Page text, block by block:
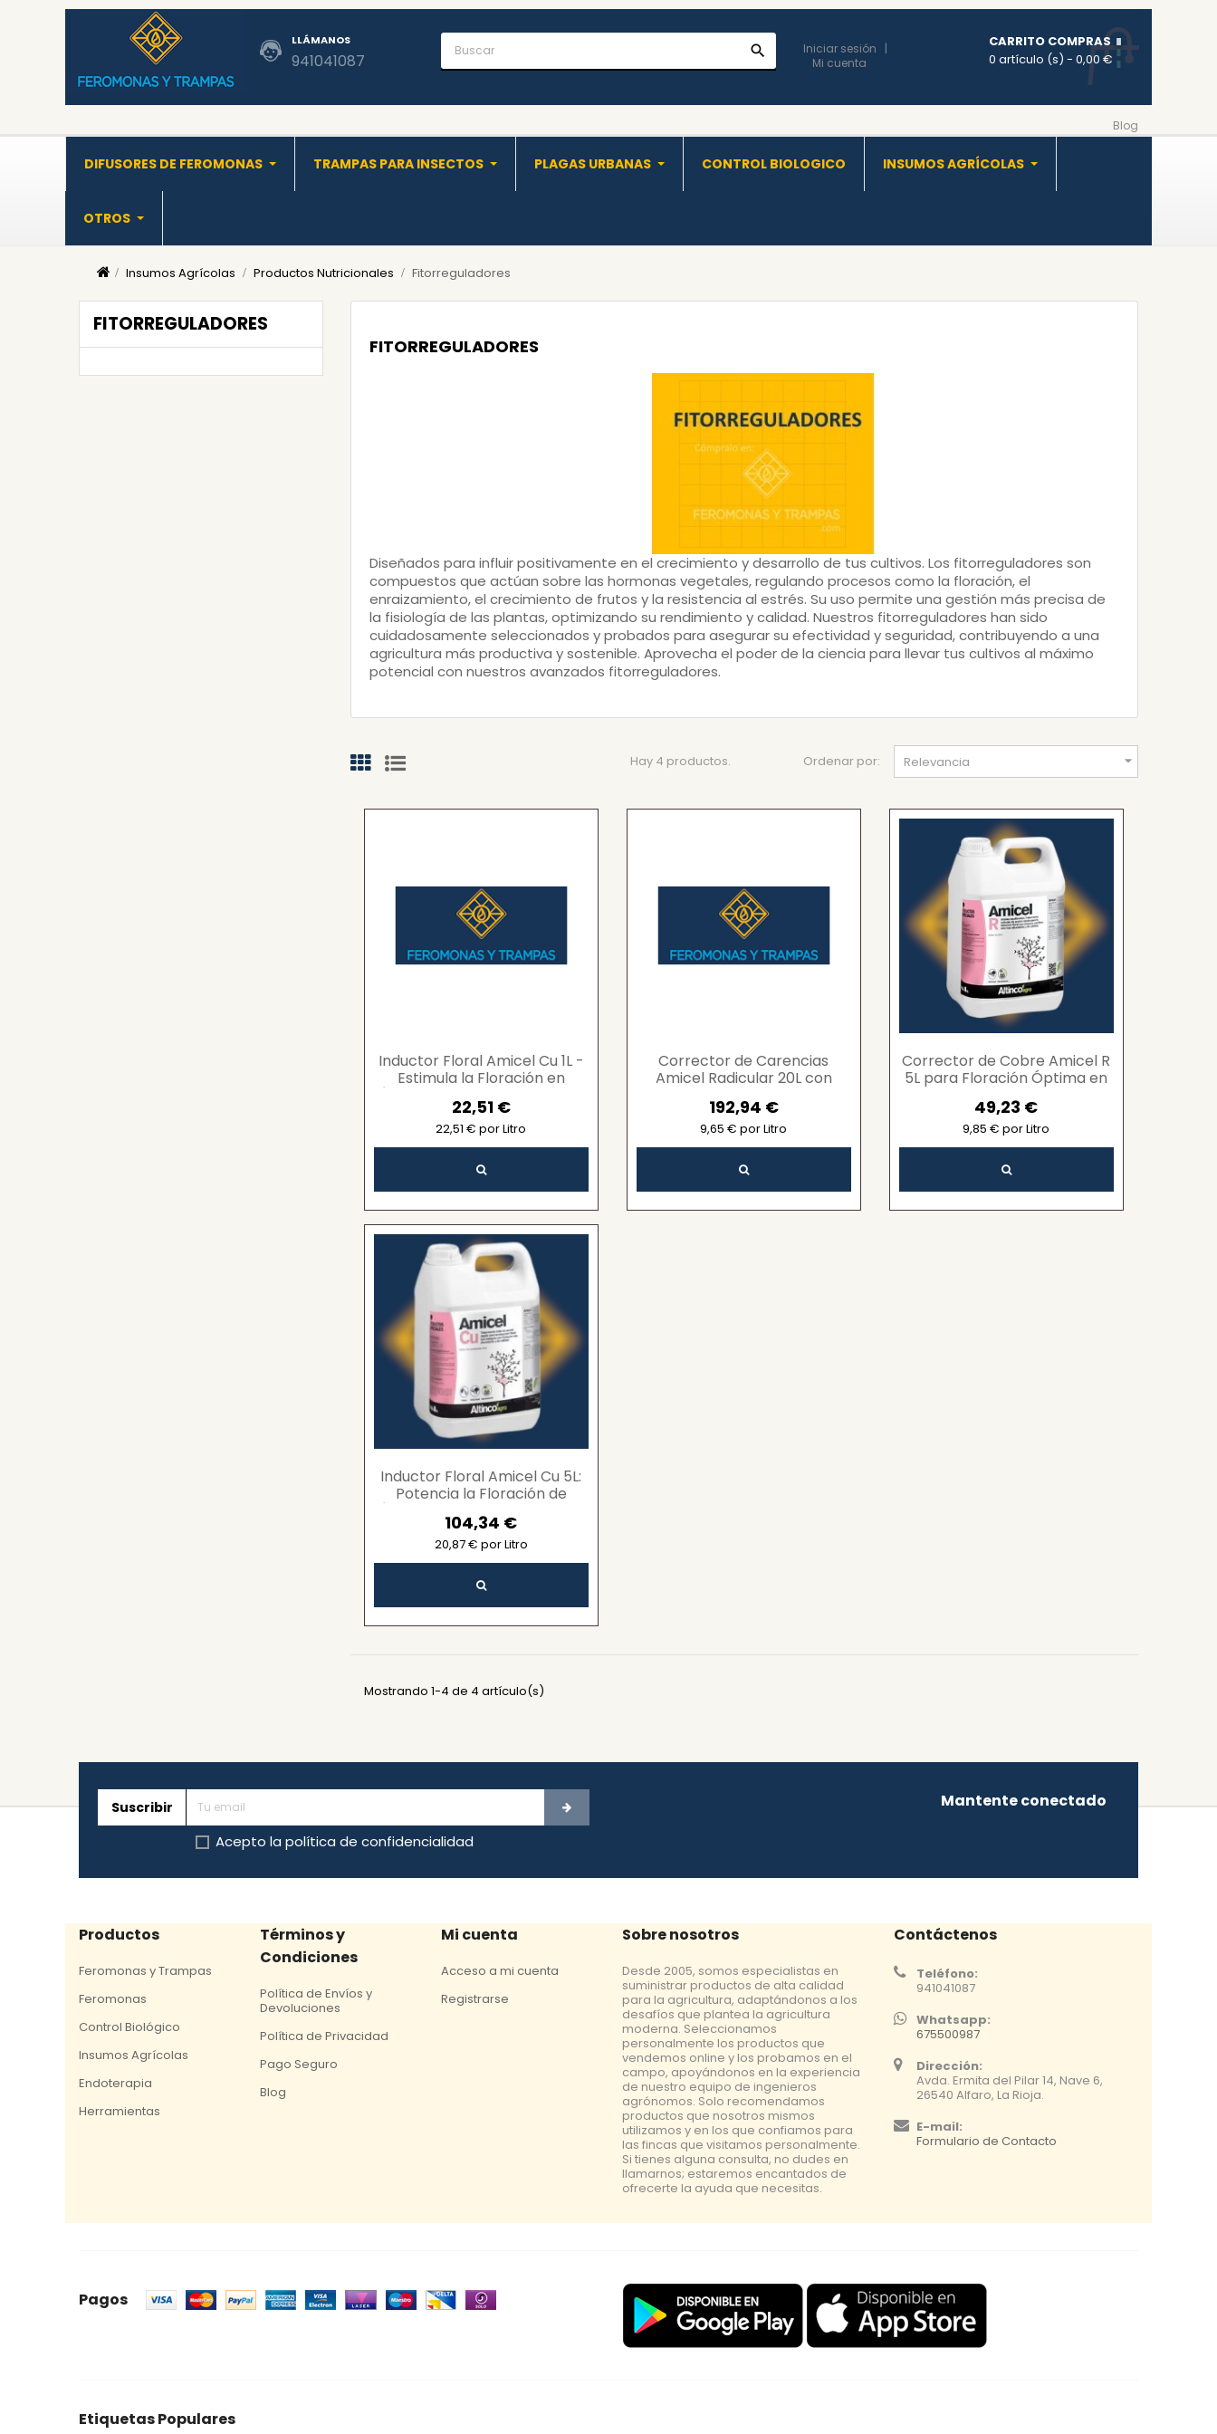
LLÁMANOS
941041087 search
Iniciar sesión
Mi cuenta
CARRITO COMPRAS
0 artículo (s) - 0,00 €
Blog
DIFUSORES DE FEROMONAS TRAMPAS PARA INSECTOS PLAGAS URBANAS CONTROL BIOLOGICO INSUMOS AGRÍCOLAS
OTROS
Insumos Agrícolas Productos Nutricionales Fitorreguladores
FITORREGULADORES
FITORREGULADORES
Diseñados para influir positivamente en el crecimiento y desarrollo de tus cultivos. Los fitorreguladores son
compuestos que actúan sobre las hormonas vegetales, regulando procesos como la floración, el
enraizamiento, el crecimiento de frutos y la resistencia al estrés. Su uso permite una gestión más precisa de
la fisiología de las plantas, optimizando su rendimiento y calidad. Nuestros fitorreguladores han sido
cuidadosamente seleccionados y probados para asegurar su efectividad y seguridad, contribuyendo a una
agricultura más productiva y sostenible. Aprovecha el poder de la ciencia para llevar tus cultivos al máximo
potencial con nuestros avanzados fitorreguladores.
Hay 4 productos. Ordenar por: Relevancia 
Inductor Floral Amicel Cu 1L -
Estimula la Floración en
con Cobre...
22,51 €
22,51 € por Litro
Corrector de Carencias
Amicel Radicular 20L con
Floración Óptima -...
192,94 €
9,65 € por Litro
Corrector de Cobre Amicel R
5L para Floración Óptima en
Frutales y Hortícolas
49,23 €
9,85 € por Litro
Inductor Floral Amicel Cu 5L:
Potencia la Floración de
Árboles Frutales y Hortícolas
con Cobre...
104,34 €
20,87 € por Litro
Mostrando 1-4 de 4 artículo(s)
Suscribir
Acepto la política de confidencialidad
Mantente conectado
Productos
Feromonas y Trampas
Feromonas
Control Biológico
Insumos Agrícolas
Endoterapia
Herramientas
Términos y
Condiciones
Política de Envíos y
Devoluciones
Política de Privacidad
Pago Seguro
Blog
Mi cuenta
Acceso a mi cuenta
Registrarse
Sobre nosotros
Desde 2005, somos especialistas en
suministrar productos de alta calidad
para la agricultura, adaptándonos a los
desafíos que plantea la agricultura
moderna. Seleccionamos
personalmente los productos que
vendemos online y los probamos en el
campo, apoyándonos en la experiencia
de nuestro equipo de ingenieros
agrónomos. Solo recomendamos
productos que nosotros mismos
utilizamos y en los que confiamos para
las fincas que visitamos personalmente.
Si tienes alguna consulta, no dudes en
llamarnos; estaremos encantados de
ofrecerte la ayuda que necesitas.
Contáctenos
Teléfono:
941041087
Whatsapp:
675500987
Dirección:
Avda. Ermita del Pilar 14, Nave 6,
26540 Alfaro, La Rioja.
E-mail:
Formulario de Contacto
Pagos
Etiquetas Populares